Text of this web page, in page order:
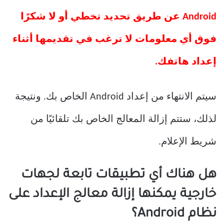
Android عن طريق تحديد تخطي أو لا شكرًا
فوق أي معلومات لا ترغب في تقديمها أثناء
إعداد هاتفك.
سيتم الانتهاء من إعداد Android الخاص بك. ونتيجة
لذلك، ستتم إزالة المعالج الخاص بك تلقائيًا من
شريط الإعلام.
هل هناك أي تطبيقات تابعة لجهات
خارجية يمكنها إزالة معالج الإعداد على
نظام Android؟